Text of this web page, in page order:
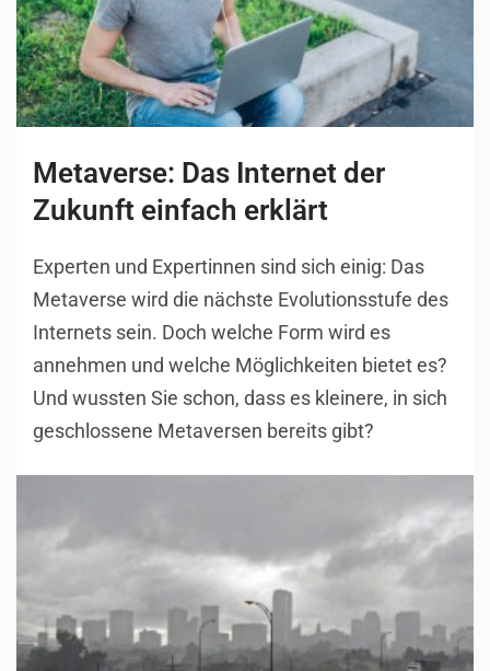
Metaverse: Das Internet der
Zukunft einfach erklärt
Experten und Expertinnen sind sich einig: Das
Metaverse wird die nächste Evolutionsstufe des
Internets sein. Doch welche Form wird es
annehmen und welche Möglichkeiten bietet es?
Und wussten Sie schon, dass es kleinere, in sich
geschlossene Metaversen bereits gibt?